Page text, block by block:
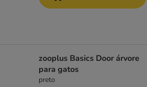
zooplus Basics Door árvore
para gatos
preto